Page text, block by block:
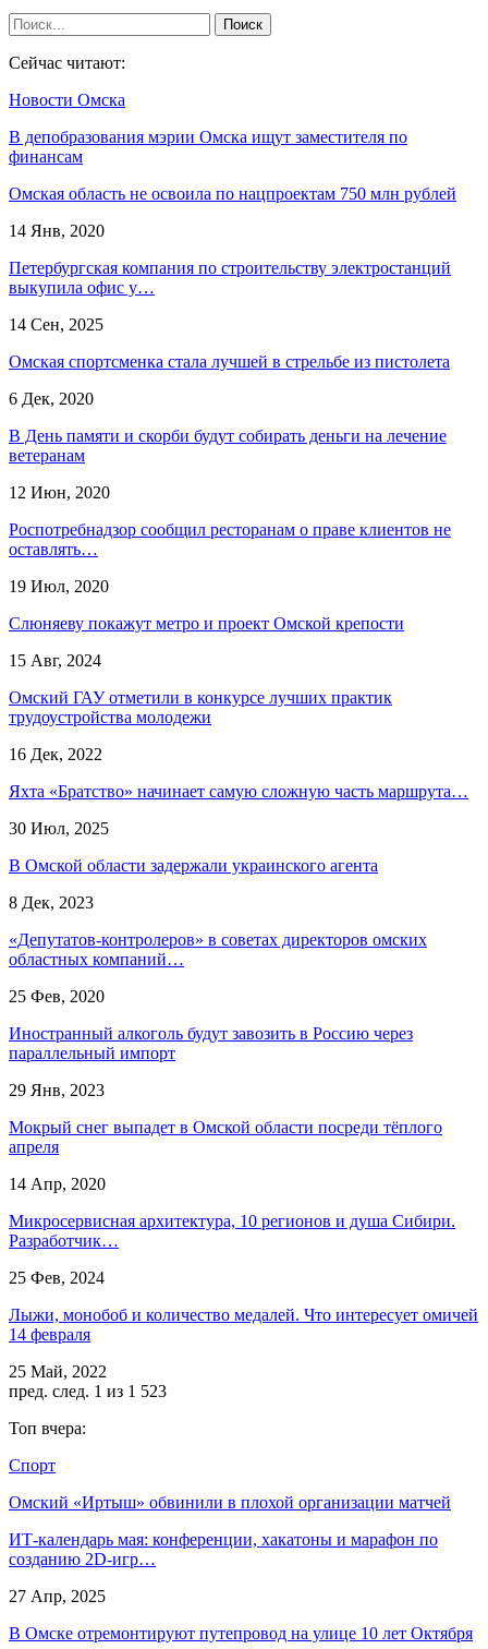
Сейчас читают:
Новости Омска
В депобразования мэрии Омска ищут заместителя по
финансам
Омская область не освоила по нацпроектам 750 млн рублей
14 Янв, 2020
Петербургская компания по строительству электростанций
выкупила офис у…
14 Сен, 2025
Омская спортсменка стала лучшей в стрельбе из пистолета
6 Дек, 2020
В День памяти и скорби будут собирать деньги на лечение
ветеранам
12 Июн, 2020
Роспотребнадзор сообщил ресторанам о праве клиентов не
оставлять…
19 Июл, 2020
Слюняеву покажут метро и проект Омской крепости
15 Авг, 2024
Омский ГАУ отметили в конкурсе лучших практик
трудоустройства молодежи
16 Дек, 2022
Яхта «Братство» начинает самую сложную часть маршрута…
30 Июл, 2025
В Омской области задержали украинского агента
8 Дек, 2023
«Депутатов-контролеров» в советах директоров омских
областных компаний…
25 Фев, 2020
Иностранный алкоголь будут завозить в Россию через
параллельный импорт
29 Янв, 2023
Мокрый снег выпадет в Омской области посреди тёплого
апреля
14 Апр, 2020
Микросервисная архитектура, 10 регионов и душа Сибири.
Разработчик…
25 Фев, 2024
Лыжи, монобоб и количество медалей. Что интересует омичей
14 февраля
25 Май, 2022
пред. след. 1 из 1 523
Топ вчера:
Спорт
Омский «Иртыш» обвинили в плохой организации матчей
ИТ-календарь мая: конференции, хакатоны и марафон по
созданию 2D-игр…
27 Апр, 2025
В Омске отремонтируют путепровод на улице 10 лет Октября